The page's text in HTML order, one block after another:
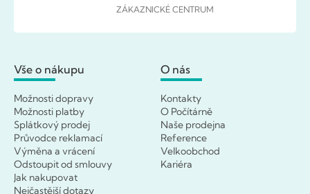
ZÁKAZNICKÉ CENTRUM
Vše o nákupu
Možnosti dopravy
Možnosti platby
Splátkový prodej
Průvodce reklamací
Výměna a vrácení
Odstoupit od smlouvy
Jak nakupovat
Nejčastější dotazy
O nás
Kontakty
O Počítárně
Naše prodejna
Reference
Velkoobchod
Kariéra